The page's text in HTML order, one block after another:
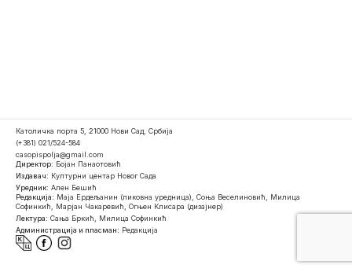
Католичка порта 5, 21000 Нови Сад, Србија
(+381) 021/524-584
casopispolja@gmail.com
Директор: Бојан Панаотовић
Издавач: Културни центар Новог Сада
Уредник: Ален Бешић
Редакција: Маја Ердељанин (ликовна уредница), Соња Веселиновић, Милица
Софинкић, Марјан Чакаревић, Огњен Клисара (дизајнер)
Лектура: Сања Бркић, Милица Софинкић
Администрација и пласман: Редакција